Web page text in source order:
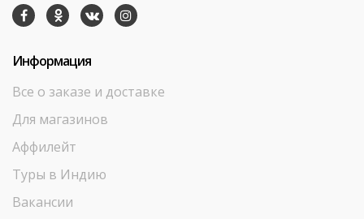
Информация
Все о заказе и доставке
Для магазинов
Аффилейт
Туры в Индию
Вакансии